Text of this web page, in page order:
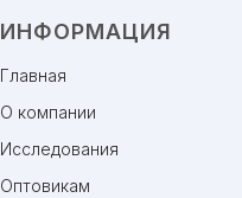
ИНФОРМАЦИЯ
Главная
О компании
Исследования
Оптовикам